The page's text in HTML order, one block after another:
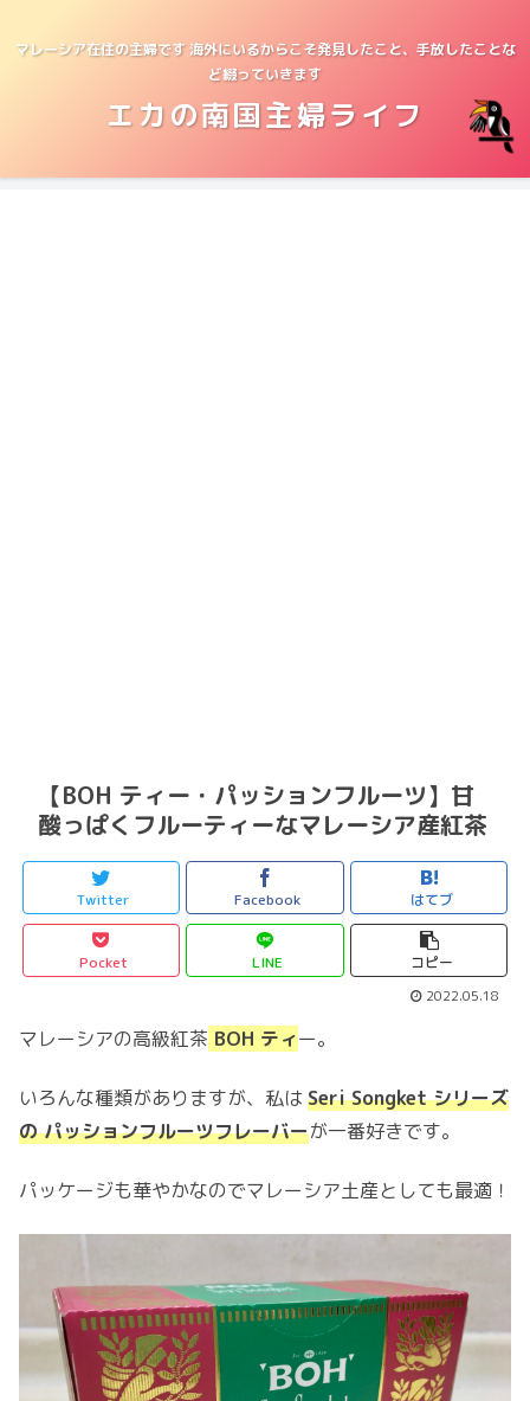
マレーシア在住の主婦です 海外にいるからこそ発見したこと、手放したことな
ど綴っていきます
エカの南国主婦ライフ
【BOH ティー・パッションフルーツ】甘
酸っぱくフルーティーなマレーシア産紅茶
Twitter Facebook はてブ
Pocket LINE コピー
2022.05.18
マレーシアの高級紅茶 BOH ティー。
いろんな種類がありますが、私はSeri Songket シリーズ
の パッションフルーツフレーバーが一番好きです。
パッケージも華やかなのでマレーシア土産としても最適！